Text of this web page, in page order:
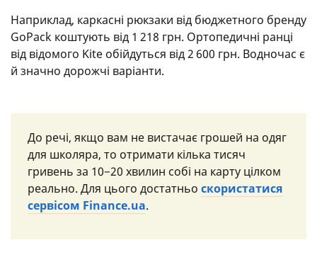
Наприклад, каркасні рюкзаки від бюджетного бренду
GoPack коштують від 1 218 грн. Ортопедичні ранці
від відомого Kite обійдуться від 2 600 грн. Водночас є
й значно дорожчі варіанти.
До речі, якщо вам не вистачає грошей на одяг
для школяра, то отримати кілька тисяч
гривень за 10−20 хвилин собі на карту цілком
реально. Для цього достатньо скористатися
сервісом Finance.ua.